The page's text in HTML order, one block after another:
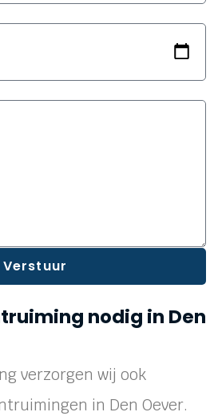
Verstuur
nodig in Den
verzorgen wij ook
in Den Oever.